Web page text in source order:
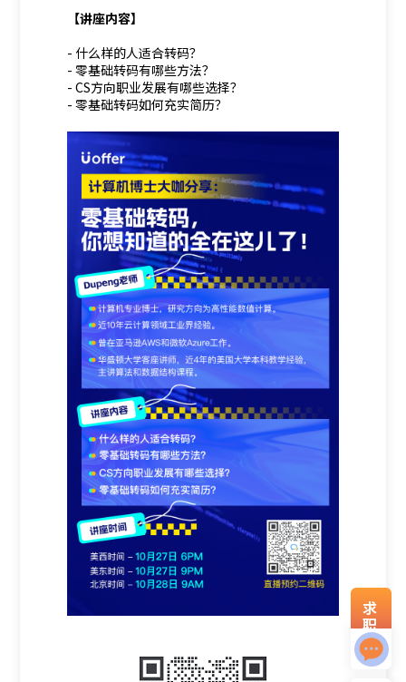
【讲座内容】
- 什么样的人适合转码？
- 零基础转码有哪些方法？
- CS方向职业发展有哪些选择？
- 零基础转码如何充实简历？
求
职
资
料